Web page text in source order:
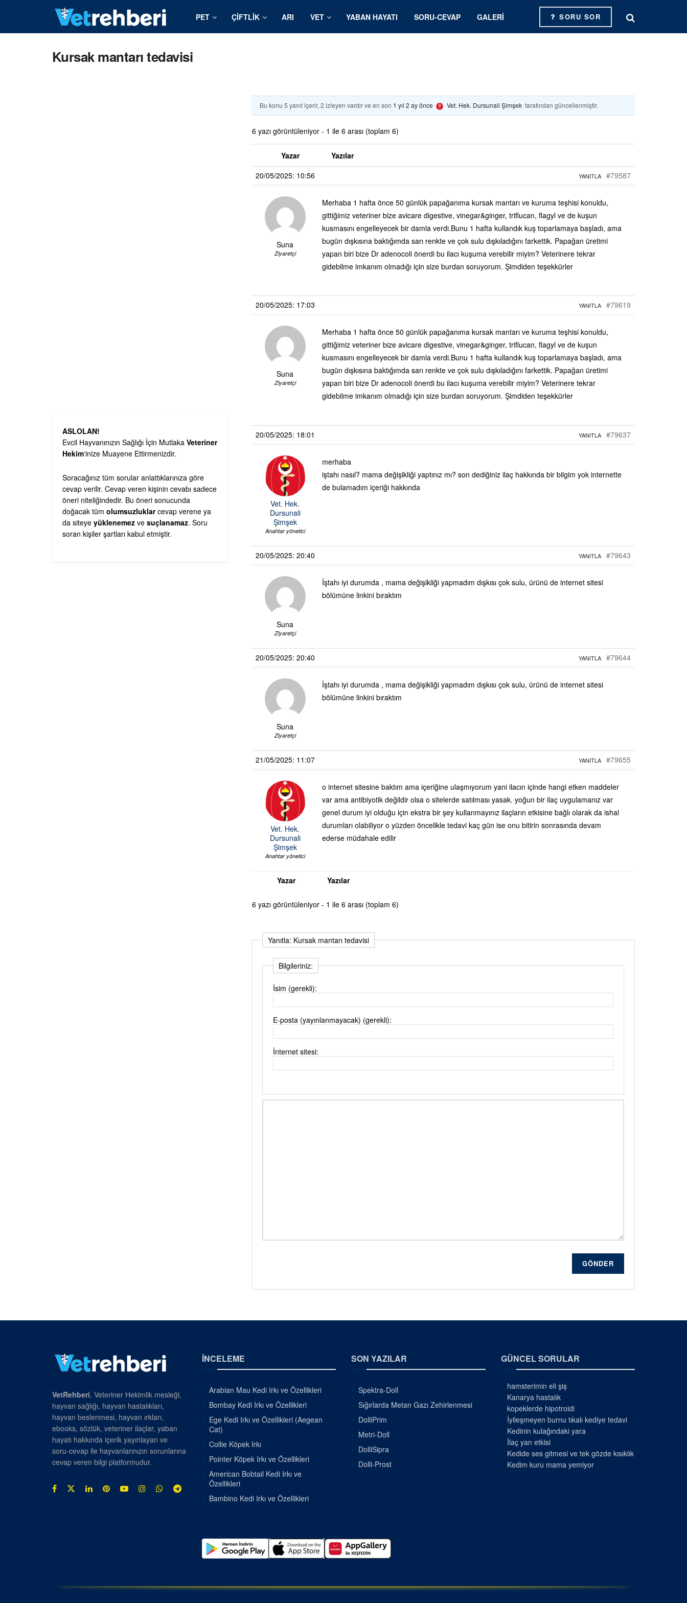
PET ÇIFTLIK ARI VET YABAN HAYATI SORU-CEVAP GALERI SORU SOR
Kursak mantarı tedavisi
Bu konu 5 yanıt içerir, 2 izleyen vardır ve en son 1 yıl 2 ay önce Vet. Hek. Dursunali Şimşek tarafından güncellenmiştir.
6 yazı görüntüleniyor - 1 ile 6 arası (toplam 6)
Yazar
Yazılar
20/05/2025: 10:56
#79587
YANITLA
Suna
Ziyaretçi
Merhaba 1 hafta önce 50 günlük papağanıma kursak mantarı ve kuruma teşhisi konuldu,
gittiğimiz veteriner bize avicare digestive, vinegar&ginger, triflucan, flagyl ve de kuşun
kusmasını engelleyecek bir damla verdi.Bunu 1 hafta kullandık kuş toparlamaya başladı, ama
bugün dışkısına baktığımda sarı renkte ve çok sulu dışkıladığını farkettik. Papağan üretimi
yapan biri bize Dr adenocoli önerdi bu ilacı kuşuma verebilir miyim? Veterinere tekrar
gidebilme imkanım olmadığı için size burdan soruyorum. Şimdiden teşekkürler
20/05/2025: 17:03 #79619
YANITLA
Suna
Ziyaretçi
Merhaba 1 hafta önce 50 günlük papağanıma kursak mantarı ve kuruma teşhisi konuldu,
gittiğimiz veteriner bize avicare digestive, vinegar&ginger, triflucan, flagyl ve de kuşun
kusmasını engelleyecek bir damla verdi.Bunu 1 hafta kullandık kuş toparlamaya başladı, ama
bugün dışkısına baktığımda sarı renkte ve çok sulu dışkıladığını farkettik. Papağan üretimi
yapan biri bize Dr adenocoli önerdi bu ilacı kuşuma verebilir miyim? Veterinere tekrar
gidebilme imkanım olmadığı için size burdan soruyorum. Şimdiden teşekkürler
20/05/2025: 18:01 #79637
YANITLA
Vet. Hek.
Dursunali
Şimşek
Anahtar yönetici
merhaba
iştahı nasıl? mama değişikliği yaptınız mı? son dediğiniz ilaç hakkında bir bilgim yok internette
de bulamadım içeriği hakkında
20/05/2025: 20:40 #79643
YANITLA
Suna
Ziyaretçi
İştahı iyi durumda , mama değişikliği yapmadım dışkısı çok sulu, ürünü de internet sitesi
bölümüne linkini bıraktım
20/05/2025: 20:40 #79644
YANITLA
Suna
Ziyaretçi
İştahı iyi durumda , mama değişikliği yapmadım dışkısı çok sulu, ürünü de internet sitesi
bölümüne linkini bıraktım
21/05/2025: 11:07 #79655
YANITLA
Vet. Hek.
Dursunali
Şimşek
Anahtar yönetici
o internet sitesine baktım ama içeriğine ulaşmıyorum yani ilacın içinde hangi etken maddeler
var ama antibiyotik değildir olsa o sitelerde satılması yasak. yoğun bir ilaç uygulamanız var
genel durum iyi olduğu için ekstra bir şey kullanmayınız ilaçların etkisine bağlı olarak da ishal
durumları olabiliyor o yüzden öncelikle tedavi kaç gün ise onu bitirin sonrasında devam
ederse müdahale edilir
Yazar Yazılar
6 yazı görüntüleniyor - 1 ile 6 arası (toplam 6)
Yanıtla: Kursak mantarı tedavisi
Bilgileriniz:
İsim (gerekli):
E-posta (yayınlanmayacak) (gerekli):
İnternet sitesi:
GÖNDER
ASLOLAN!
Evcil Hayvanınızın Sağlığı İçin Mutlaka Veteriner
Hekim‘inize Muayene Ettirmenizdir.
Soracağınız tüm sorular anlattıklarınıza göre
cevap verilir. Cevap veren kişinin cevabı sadece
öneri niteliğindedir. Bu öneri sonucunda
doğacak tüm olumsuzluklarcevap verene ya
da siteye yüklenemez ve suçlanamaz. Soru
soran kişiler şartları kabul etmiştir.
VetRehberi, Veteriner Hekimlik mesleği,
hayvan sağlığı, hayvan hastalıkları,
hayvan beslenmesi, hayvan ırkları,
ebooks, sözlük, veteriner ilaçlar, yaban
hayatı hakkında içerik yayınlayan ve
soru-cevap ile hayvanlarınızın sorunlarına
cevap veren bilgi platformudur.
İNCELEME
Arabian Mau Kedi Irkı ve Özellikleri
Bombay Kedi Irkı ve Özellikleri
Ege Kedi Irkı ve Özellikleri (Aegean
Cat)
Collie Köpek Irkı
Pointer Köpek Irkı ve Özellikleri
American Bobtail Kedi Irkı ve
Özellikleri
Bambino Kedi Irkı ve Özellikleri
SON YAZILAR
Spektra-Doll
Sığırlarda Metan Gazı Zehirlenmesi
DolliPrim
Metri-Doll
DolliSipra
Dolli-Prost
GÜNCEL SORULAR
hamsterimin eli şiş
Kanarya hastalık
kopeklerde hipotroidi
İyileşmeyen burnu tıkalı kediye tedavi
Kedinin kulağındaki yara
İlaç yan etkisi
Kedide ses gitmesi ve tek gözde kısıklık
Kedim kuru mama yemiyor